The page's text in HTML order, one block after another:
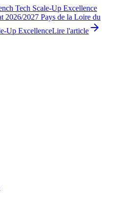
Tech Scale-Up Excellence
2026/2027 Pays de la Loire du
Up ExcellenceLire l'article